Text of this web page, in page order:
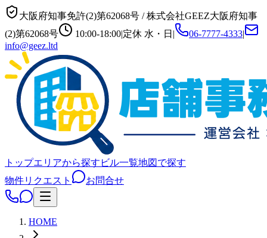
大阪府知事免許(2)第62068号 /株式会社GEEZ大阪府知事
(2)第62068号
10:00-18:00|定休 水・日 | 06-7777-4333|
info@geez.ltd
トップエリアから探す ビル一覧地図で探す
物件リクエスト
お問合せ
HOME